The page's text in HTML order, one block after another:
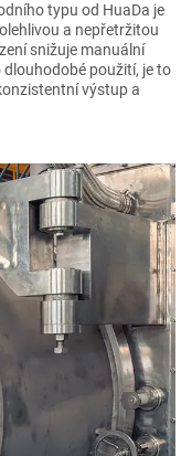
typu od HuaDa je
a nepřetržitou
snižuje manuální
použití, je to
výstup a